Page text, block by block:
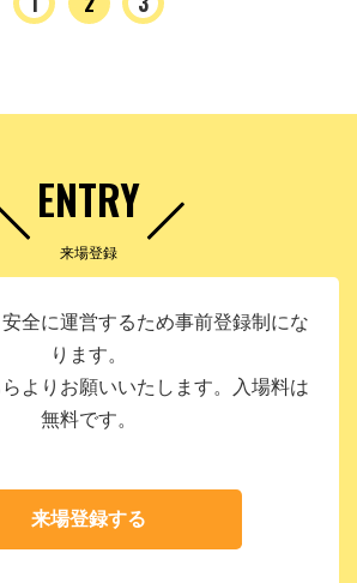
ENTRY
来場登録
全に運営するため事前登録制にな
ります。
よりお願いいたします。入場料は
無料です。
来場登録する